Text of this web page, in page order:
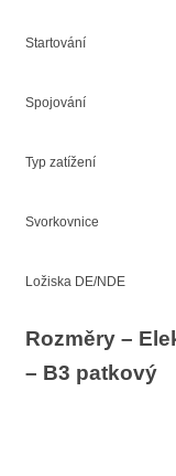
Startování
Spojování
Typ zatížení
Svorkovnice
Ložiska DE/NDE
Rozměry –
– B3 patkový